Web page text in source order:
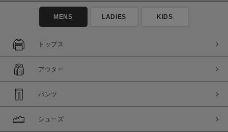
通常商品
セール価格
在庫
在庫あり
MENS LADIES KIDS
トップス
アウター
パンツ
シューズ